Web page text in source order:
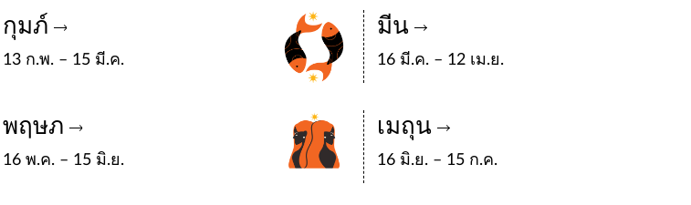
กุมภ์
13 ก.พ. – 15 มี.ค.
มีน
16 มี.ค. – 12 เม.ย.
พฤษภ
16 พ.ค. – 15 มิ.ย.
เมถุน
16 มิ.ย. – 15 ก.ค.